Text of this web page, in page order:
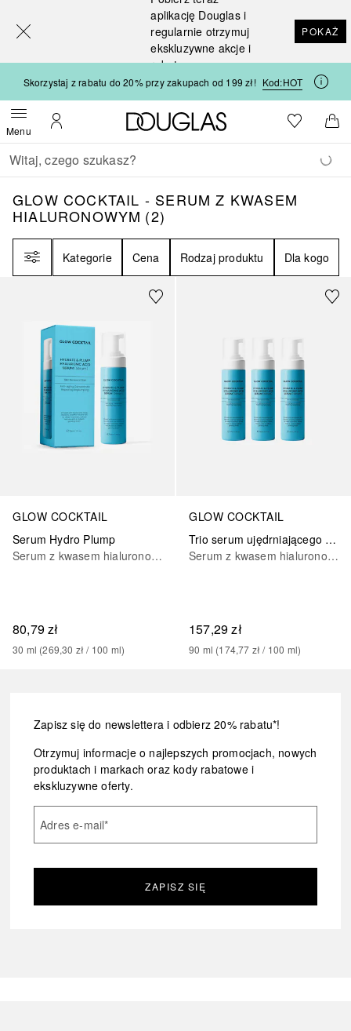
aplikację Douglas i
regularnie otrzymuj
ekskluzywne akcje i
rabaty
POKAŻ
Skorzystaj z rabatu do 20% przy zakupach od 199 zł! Kod:HOT
MenuOtwórz menuMoje konto
Strona główna Douglas
Do listyDo
Wracać
Wykonaj wyszukiwanie
GLOW COCKTAIL - SERUM Z KWASEM
GLOW COCKTAIL - SERUM Z KWASEM
HIALURONOWYM (2)
Kategorie Cena Rodzaj produktu Dla kogo
GLOW COCKTAIL
Serum Hydro Plump
Serum z kwasem hialuronowym
80,79 zł
30 ml (269,30 zł / 100 ml)
GLOW COCKTAIL
Trio serum ujędrniającego Hyaluron
Serum z kwasem hialuronowym
157,29 zł
90 ml (174,77 zł / 100 ml)
Zapisz się do newslettera i odbierz 20% rabatu*!
Otrzymuj informacje o najlepszych promocjach, nowych
produktach i markach oraz kody rabatowe i
ekskluzywne oferty.
Adres e-mail*
ZAPISZ SIĘ
[navigation.slideout.screenreader]